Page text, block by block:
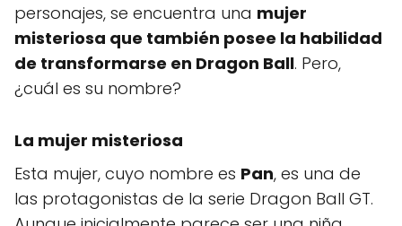
personajes, se encuentra una mujer
misteriosa que también posee la habilidad
de transformarse en Dragon Ball. Pero,
¿cuál es su nombre?
La mujer misteriosa
Esta mujer, cuyo nombre es Pan, es una de
las protagonistas de la serie Dragon Ball GT.